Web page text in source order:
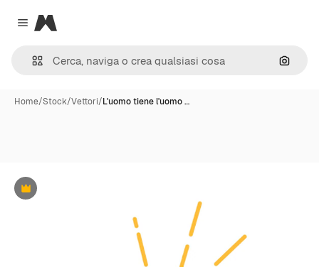
Close menu
Magnific
Cerca
Home/Stock/Vettori/L'uomo tiene l'uomo …
Premium